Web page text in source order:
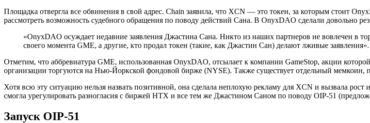
Площадка отвергла все обвинения в свой адрес. Chain заявила, что XCN — это токен, за которым стоит
рассмотреть возможность судебного обращения по поводу действий Сана. В OnyxDAO сделали довольно
«OnyxDAO осуждает недавние заявления Джастина Сана. Никто из наших партнеров не вовлечен в
своего момента GME, а другие, кто продал токен (такие, как Джастин Сан) делают лживые заявления».
Отметим, что аббревиатура GME, использованная OnyxDAO, отсылает к компании GameStop, акции
организации торгуются на Нью-Йоркской фондовой бирже (NYSE). Также существует отдельный
Хотя всю эту ситуацию нельзя назвать позитивной, она сделала неплохую рекламу для XCN и вызвала
смогла урегулировать разногласия с биржей HTX и все тем же Джастином Саном по поводу OIP-51
Запуск OIP-51